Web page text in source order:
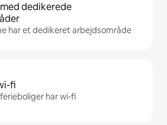
dedikerede
har et dedikeret arbejdsområde
fi
har wi-fi